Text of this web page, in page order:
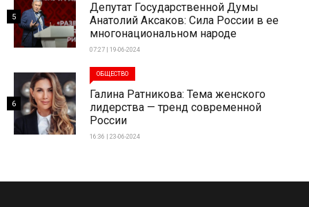
Депутат Государственной Думы
Анатолий Аксаков: Сила России в ее
многонациональном народе
07:27 | 19-06-2024
5
ОБЩЕСТВО
Галина Ратникова: Тема женского
лидерства — тренд современной
России
16:36 | 23-06-2024
6